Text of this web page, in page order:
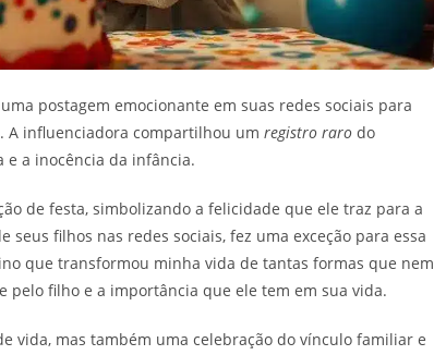
postagem emocionante em suas redes sociais para
A influenciadora compartilhou um registro raro do
a inocência da infância.
de festa, simbolizando a felicidade que ele traz para a
filhos nas redes sociais, fez uma exceção para essa
que transformou minha vida de tantas formas que nem
pelo filho e a importância que ele tem em sua vida.
vida, mas também uma celebração do vínculo familiar e